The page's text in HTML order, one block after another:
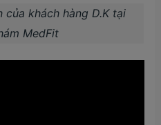
của khách hàng D.K tại
MedFit